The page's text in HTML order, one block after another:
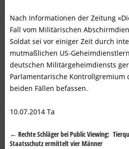
Nach Informationen der Zeitung
Fall vom Militärischen
Soldat sei vor einiger Zeit durch
mutmaßlichen US-
deutschen Militärgeheimdiensts
Parlamentarische Kontrollgremium
beiden Fällen befassen.
10.07.2014 Ta
Beitragsnavigation
← Rechte Schläger bei Public Viewing:
Staatsschutz ermittelt vier Männer